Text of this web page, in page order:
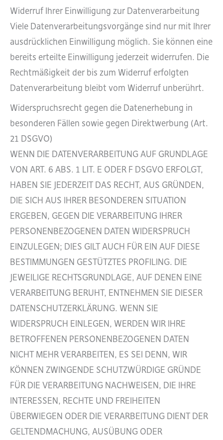
Widerruf Ihrer Einwilligung zur Datenverarbeitung
Viele Datenverarbeitungsvorgänge sind nur mit Ihrer
ausdrücklichen Einwilligung möglich. Sie können eine
bereits erteilte Einwilligung jederzeit widerrufen. Die
Rechtmäßigkeit der bis zum Widerruf erfolgten
Datenverarbeitung bleibt vom Widerruf unberührt.
Widerspruchsrecht gegen die Datenerhebung in
besonderen Fällen sowie gegen Direktwerbung (Art.
21 DSGVO)
WENN DIE DATENVERARBEITUNG AUF GRUNDLAGE
VON ART. 6 ABS. 1 LIT. E ODER F DSGVO ERFOLGT,
HABEN SIE JEDERZEIT DAS RECHT, AUS GRÜNDEN,
DIE SICH AUS IHRER BESONDEREN SITUATION
ERGEBEN, GEGEN DIE VERARBEITUNG IHRER
PERSONENBEZOGENEN DATEN WIDERSPRUCH
EINZULEGEN; DIES GILT AUCH FÜR EIN AUF DIESE
BESTIMMUNGEN GESTÜTZTES PROFILING. DIE
JEWEILIGE RECHTSGRUNDLAGE, AUF DENEN EINE
VERARBEITUNG BERUHT, ENTNEHMEN SIE DIESER
DATENSCHUTZERKLÄRUNG. WENN SIE
WIDERSPRUCH EINLEGEN, WERDEN WIR IHRE
BETROFFENEN PERSONENBEZOGENEN DATEN
NICHT MEHR VERARBEITEN, ES SEI DENN, WIR
KÖNNEN ZWINGENDE SCHUTZWÜRDIGE GRÜNDE
FÜR DIE VERARBEITUNG NACHWEISEN, DIE IHRE
INTERESSEN, RECHTE UND FREIHEITEN
ÜBERWIEGEN ODER DIE VERARBEITUNG DIENT DER
GELTENDMACHUNG, AUSÜBUNG ODER